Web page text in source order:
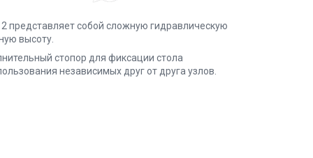
представляет собой сложную гидравлическую
высоту.
стопор для фиксации стола
независимых друг от друга узлов.